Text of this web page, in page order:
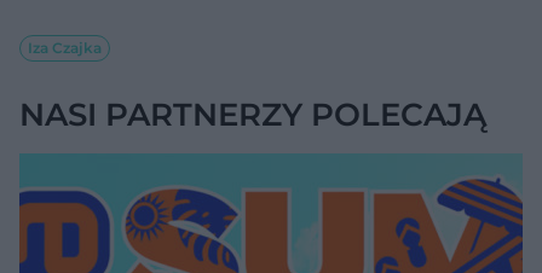
Iza Czajka
NASI PARTNERZY POLECAJĄ